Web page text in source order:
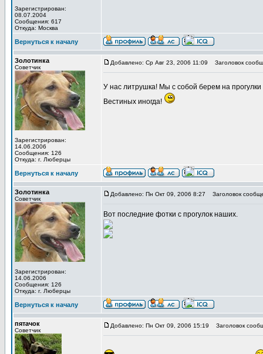
Зарегистрирован:
08.07.2004
Сообщения: 617
Откуда: Москва
Вернуться к началу
Золотинка
Советчик
Зарегистрирован:
14.06.2006
Сообщения: 126
Откуда: г. Люберцы
Добавлено: Ср Авг 23, 2006 11:09 Заголовок
У нас литрушка! Мы с собой берем на
Вестиных иногда!
Вернуться к началу
Золотинка
Советчик
Зарегистрирован:
14.06.2006
Сообщения: 126
Откуда: г. Люберцы
Добавлено: Пн Окт 09, 2006 8:27 Заголовок
Вот последние фотки с прогулок наших.
Вернуться к началу
пятачок
Советчик
Добавлено: Пн Окт 09, 2006 15:19 Заголовок